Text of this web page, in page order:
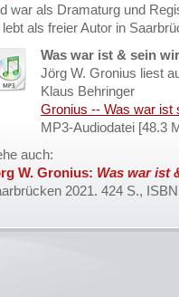
war als Dramaturg und
lebt als freier Autor in
Was war ist & sein
Jörg W. Gronius liest
Klaus Behringer
Gronius -- Was war ist
MP3-Audiodatei [48.3
auch:
W. Gronius: Was war ist
2021. 424 S.,